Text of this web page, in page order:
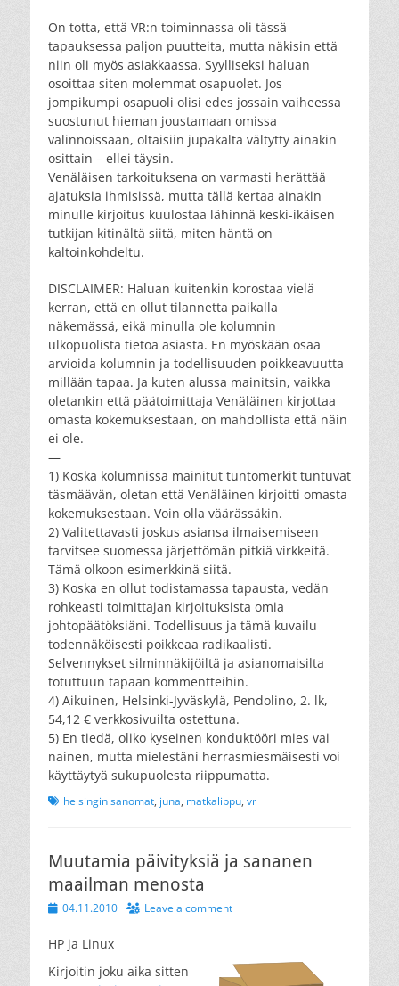
On totta, että VR:n toiminnassa oli tässä
tapauksessa paljon puutteita, mutta näkisin että
niin oli myös asiakkaassa. Syylliseksi haluan
osoittaa siten molemmat osapuolet. Jos
jompikumpi osapuoli olisi edes jossain vaiheessa
suostunut hieman joustamaan omissa
valinnoissaan, oltaisiin jupakalta vältytty ainakin
osittain – ellei täysin.
Venäläisen tarkoituksena on varmasti herättää
ajatuksia ihmisissä, mutta tällä kertaa ainakin
minulle kirjoitus kuulostaa lähinnä keski-ikäisen
tutkijan kitinältä siitä, miten häntä on
kaltoinkohdeltu.
DISCLAIMER: Haluan kuitenkin korostaa vielä
kerran, että en ollut tilannetta paikalla
näkemässä, eikä minulla ole kolumnin
ulkopuolista tietoa asiasta. En myöskään osaa
arvioida kolumnin ja todellisuuden poikkeavuutta
millään tapaa. Ja kuten alussa mainitsin, vaikka
oletankin että päätoimittaja Venäläinen kirjottaa
omasta kokemuksestaan, on mahdollista että näin
ei ole.
—
1) Koska kolumnissa mainitut tuntomerkit tuntuvat
täsmäävän, oletan että Venäläinen kirjoitti omasta
kokemuksestaan. Voin olla väärässäkin.
2) Valitettavasti joskus asiansa ilmaisemiseen
tarvitsee suomessa järjettömän pitkiä virkkeitä.
Tämä olkoon esimerkkinä siitä.
3) Koska en ollut todistamassa tapausta, vedän
rohkeasti toimittajan kirjoituksista omia
johtopäätöksiäni. Todellisuus ja tämä kuvailu
todennäköisesti poikkeaa radikaalisti.
Selvennykset silminnäkijöiltä ja asianomaisilta
totuttuun tapaan kommentteihin.
4) Aikuinen, Helsinki-Jyväskylä, Pendolino, 2. lk,
54,12 € verkkosivuilta ostettuna.
5) En tiedä, oliko kyseinen konduktööri mies vai
nainen, mutta mielestäni herrasmiesmäisesti voi
käyttäytyä sukupuolesta riippumatta.
Tagshelsingin sanomat, juna, matkalippu, vr
Muutamia päivityksiä ja sananen
maailman menosta
Posted
04.11.2010 Leave a comment
HP ja Linux
Kirjoitin joku aika sitten